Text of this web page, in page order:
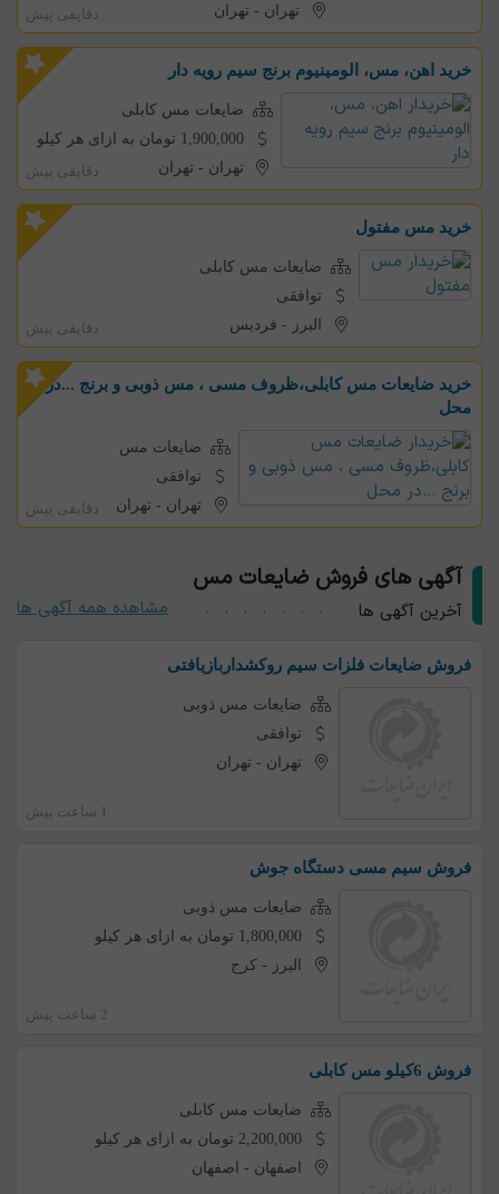
تهران - تهران دقایقی پیش
خرید اهن، مس، الومینیوم برنج سیم رویه دار
ضایعات مس کابلی
1,900,000 تومان به ازای هر کیلو
تهران -تهران دقایقی پیش
خرید مس مفتول
ضایعات مس کابلی
توافقی
البرز - فردیس دقایقی پیش
خرید ضایعات مس کابلی،ظروف مسی ، مس ذوبی و برنج ...در
محل
ضایعات مس
توافقی
تهران - تهران دقایقی پیش
آگهی های فروش ضایعات مس
آخرین آگهی ها مشاهده همه آگهی ها
فروش ضایعات فلزات سیم روکشداربازیافتی
ضایعات مس ذوبی
توافقی
تهران - تهران
1 ساعت پیش
فروش سیم مسی دستگاه جوش
ضایعات مس ذوبی
1,800,000 تومان به ازای هر کیلو
البرز - کرج
2 ساعت پیش
فروش 6کیلو مس کابلی
ضایعات مس کابلی
2,200,000 تومان به ازای هر کیلو
اصفهان - اصفهان